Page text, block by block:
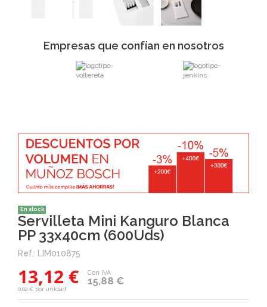
Empresas que confían en nosotros
En stock
Servilleta Mini Kanguro Blanca
PP 33x40cm (600Uds)
Ref.: LIM010875
13,12 € 15,88 €
Con IVA
0,02 € por unidad